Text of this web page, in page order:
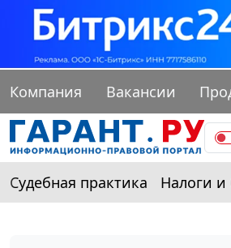
Компания Вакансии
Судебная практика Налоги и